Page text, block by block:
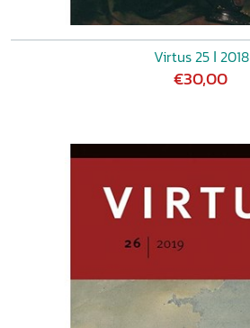
Virtus 25 ǀ 2018
€30,00